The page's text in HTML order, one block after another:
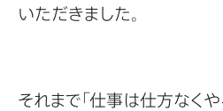
いただきました。
それまで「仕事は仕方なく